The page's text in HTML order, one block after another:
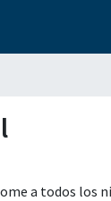
a todos los